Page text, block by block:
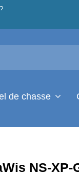
de chasse
NS-XP-